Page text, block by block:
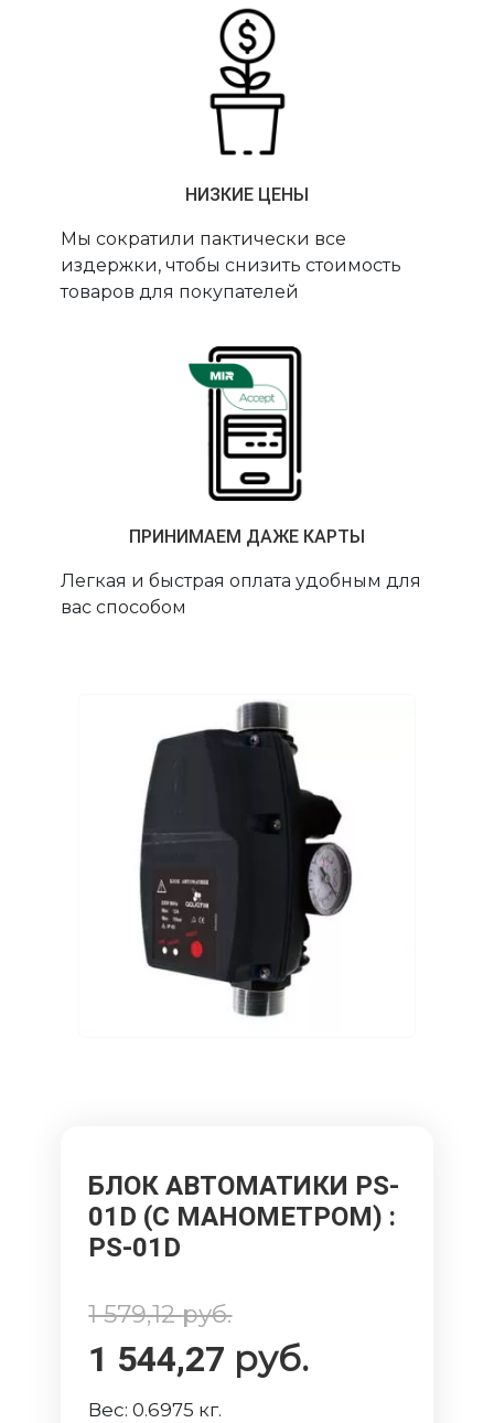
НИЗКИЕ ЦЕНЫ
Мы сократили пактически все
издержки, чтобы снизить стоимость
товаров для покупателей
ПРИНИМАЕМ ДАЖЕ КАРТЫ
Легкая и быстрая оплата удобным для
вас способом
БЛОК АВТОМАТИКИ PS-
01D (С МАНОМЕТРОМ) :
PS-01D
1 579,12руб.
1 544,27 руб.
Вес:0.6975 кг.